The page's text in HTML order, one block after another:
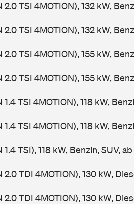
TSI 4MOTION), 132 kW,
TSI 4MOTION), 132 kW,
TSI 4MOTION), 155 kW,
TSI 4MOTION), 155 kW,
TSI 4MOTION), 118 kW,
TSI 4MOTION), 118 kW,
TSI), 118 kW, Benzin, SUV, ab
TDI 4MOTION), 130 kW,
TDI 4MOTION), 130 kW,